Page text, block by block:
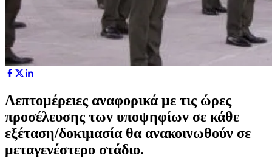
Λεπτομέρειες αναφορικά με τις ώρες
προσέλευσης των υποψηφίων σε κάθε
εξέταση/δοκιμασία θα ανακοινωθούν σε
μεταγενέστερο στάδιο.